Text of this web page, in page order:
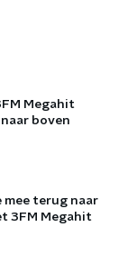
Megahit
boven
mee terug naar
3FM Megahit